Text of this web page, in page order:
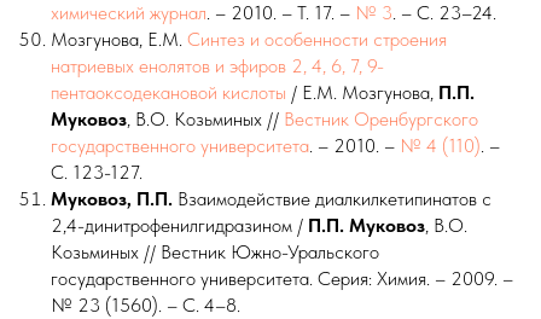
химический журнал. – 2010. – Т. 17. – № 3. – С. 23–24.
Мозгунова, Е.М. Синтез и особенности строения
натриевых енолятов и эфиров 2, 4, 6, 7, 9-
пентаоксодекановой кислоты / Е.М. Мозгунова, П.П.
Муковоз, В.О. Козьминых // Вестник Оренбургского
государственного университета. – 2010. – № 4 (110). –
С. 123-127.
Муковоз, П.П. Взаимодействие диалкилкетипинатов с
2,4-динитрофенилгидразином / П.П. Муковоз, В.О.
Козьминых // Вестник Южно-Уральского
государственного университета. Серия: Химия. – 2009. –
№ 23 (1560). – С. 4–8.